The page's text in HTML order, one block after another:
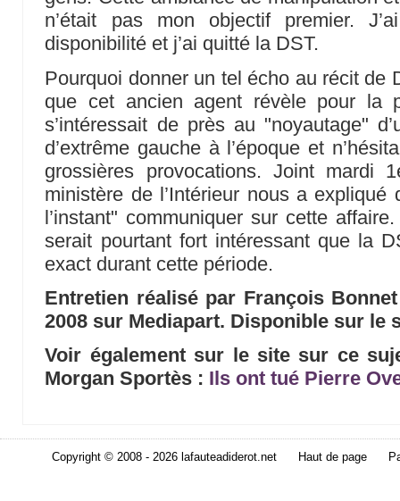
n’était pas mon objectif premier.
disponibilité et j’ai quitté la DST.
Pourquoi donner un tel écho au récit de
que cet ancien agent révèle pour la
s’intéressait de près au "noyautage"
d’extrême gauche à l’époque et
grossières provocations. Joint mardi
ministère de l’Intérieur nous a expliqué
l’instant" communiquer sur cette
serait pourtant fort intéressant que la
exact durant cette période.
Entretien réalisé par François
2008 sur Mediapart. Disponible sur le
Voir également sur le site sur ce
Morgan Sportès : Ils ont tué Pierre
Copyright © 2008 - 2026 lafauteadiderot.net Haut de page